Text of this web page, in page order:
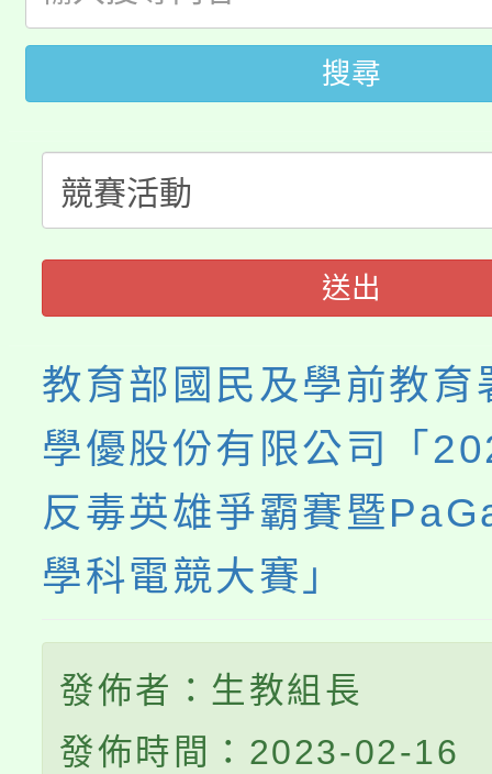
田徑場及游泳池舉行。
桃園市低收入戶享有免
視費優惠，中低收入戶
半價優惠，詳情可洽有
者。
大園自造教育及科技
份教師增能研習
份教師研習
淨零綠生活教案入校路
會
程
搜尋
送出
教育部國民及學前教育
學優股份有限公司「
反毒英雄爭霸賽暨
學科電競大賽」
發佈者：生教組長
發佈時間：2023-02-16